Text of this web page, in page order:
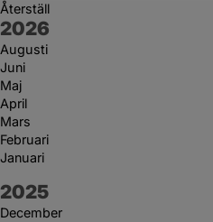
Återställ
År:
2026
Augusti
Juni
Maj
April
Mars
Februari
Januari
År:
2025
December